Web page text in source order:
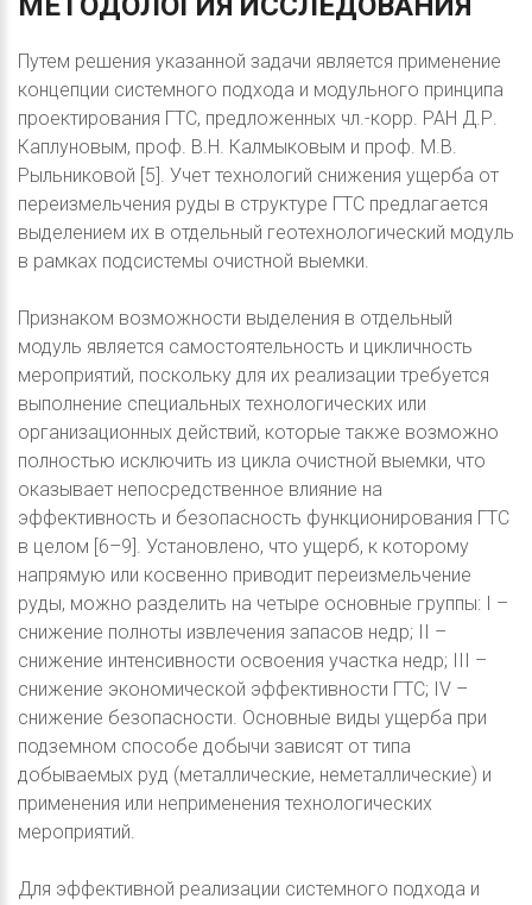
Путем решения указанной задачи является применение
концепции системного подхода и модульного принципа
проектирования ГТС, предложенных чл.-корр. РАН Д.Р.
Каплуновым, проф. В.Н. Калмыковым и проф. М.В.
Рыльниковой [5]. Учет технологий снижения ущерба от
переизмельчения руды в структуре ГТС предлагается
выделением их в отдельный геотехнологический модуль
в рамках подсистемы очистной выемки.
Признаком возможности выделения в отдельный
модуль является самостоятельность и цикличность
мероприятий, поскольку для их реализации требуется
выполнение специальных технологических или
организационных действий, которые также возможно
полностью исключить из цикла очистной выемки, что
оказывает непосредственное влияние на
эффективность и безопасность функционирования ГТС
в целом [6–9]. Установлено, что ущерб, к которому
напрямую или косвенно приводит переизмельчение
руды, можно разделить на четыре основные группы: I –
снижение полноты извлечения запасов недр; II –
снижение интенсивности освоения участка недр; III –
снижение экономической эффективности ГТС; IV –
снижение безопасности. Основные виды ущерба при
подземном способе добычи зависят от типа
добываемых руд (металлические, неметаллические) и
применения или неприменения технологических
мероприятий.
Для эффективной реализации системного подхода и